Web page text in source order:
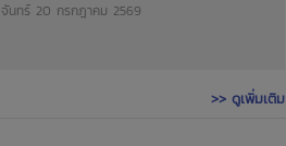
จันทร์ 20 กรกฎาคม 2569
>> ดูเพิ่มเติม